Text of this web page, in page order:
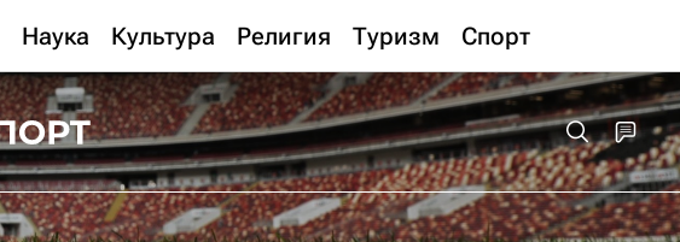
Наука Культура Религия Туризм Спорт